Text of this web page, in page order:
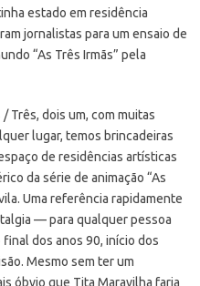
estado em residência
jornalistas para um ensaio de
“As Três Irmãs” pela
Três, dois um, com muitas
lugar, temos brincadeiras
de residências artísticas
da série de animação “As
Uma referência rapidamente
— para qualquer pessoa
dos anos 90, início dos
Mesmo sem ter um
óbvio que Tita Maravilha faria